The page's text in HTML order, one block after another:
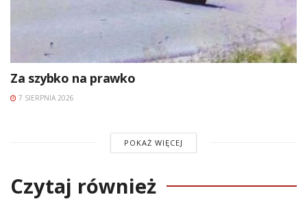
Za szybko na prawko
7 SIERPNIA 2026
POKAŻ WIĘCEJ
Czytaj również